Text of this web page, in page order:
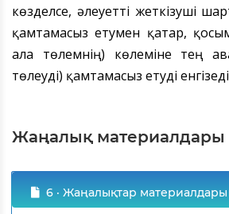
көзделсе, әлеуетті жеткізуші
қамтамасыз етумен қатар,
ала төлемнің) көлеміне тең
төлеуді) қамтамасыз етуді
Жаңалық материалдары
6 · Жаңалықтар материалдары